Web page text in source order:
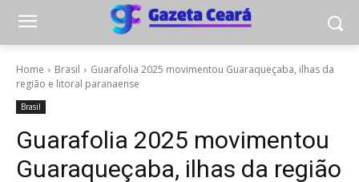
Home Brasil
Guarafolia 2025 movimentou Guaraqueçaba, ilhas da
região e litoral paranaense
Brasil
Guarafolia 2025 movimentou
Guaraqueçaba, ilhas da região